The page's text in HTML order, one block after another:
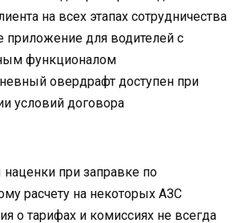
на всех этапах сотрудничества
приложение для водителей с
функционалом
овердрафт доступен при
условий договора
при заправке по
расчету на некоторых АЗС
о тарифах и комиссиях не всегда